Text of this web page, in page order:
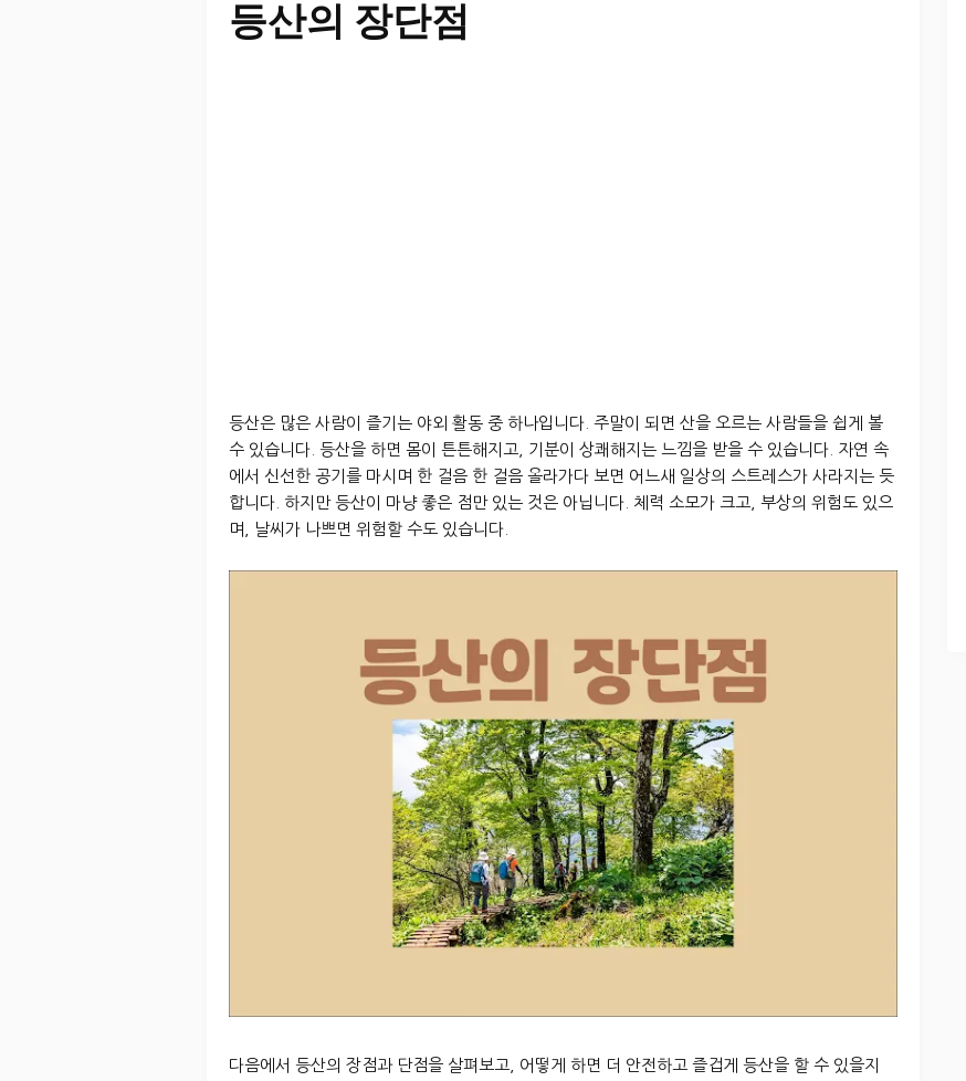
등산의 장단점
등산은 많은 사람이 즐기는 야외 활동 중 하나입니다. 주말이 되면 산을 오르는 사람들을 쉽게 볼
수 있습니다. 등산을 하면 몸이 튼튼해지고, 기분이 상쾌해지는 느낌을 받을 수 있습니다. 자연 속
에서 신선한 공기를 마시며 한 걸음 한 걸음 올라가다 보면 어느새 일상의 스트레스가 사라지는 듯
합니다. 하지만 등산이 마냥 좋은 점만 있는 것은 아닙니다. 체력 소모가 크고, 부상의 위험도 있으
며, 날씨가 나쁘면 위험할 수도 있습니다.
다음에서 등산의 장점과 단점을 살펴보고, 어떻게 하면 더 안전하고 즐겁게 등산을 할 수 있을지